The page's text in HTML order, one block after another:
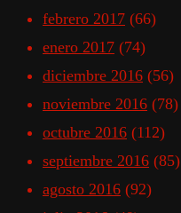
febrero 2017 (66)
enero 2017 (74)
diciembre 2016 (56)
noviembre 2016 (78)
octubre 2016 (112)
septiembre 2016 (85)
agosto 2016 (92)